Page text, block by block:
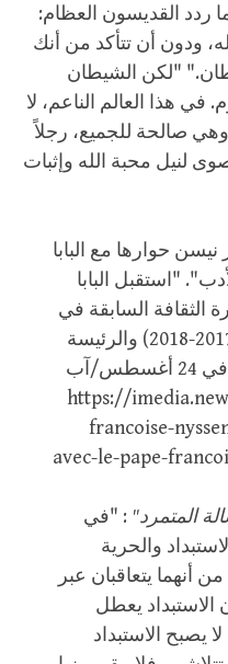
ردد القديسون العظام:
ودون أن تتأكد من أنك
"لكن الشيطان
هذا العالم الناعم، لا
وهي صالحة للجميع، رجلاً
لنيل محبة الله وإثبات
حوارها مع البابا
"استقبل البابا
السابقة في
بداية رئاسة إيمانويل ماكرون (2017-2018) والرئيسة
السابقة لدار نشر "أكت سود"، في 24 أغسطس/آب
2024." https://
francoise-
avec-le-pape-
المتمرد" : "في
والحرية
أنهما يتعاقبان عبر
الاستبداد يعطل
يصبح الاستبداد